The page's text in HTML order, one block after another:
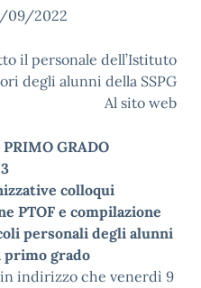
09/2022
il personale dell’Istituto
degli alunni della SSPG
Al sito web
GRADO
colloqui
PTOF e compilazione
personali degli alunni
primo grado
indirizzo che venerdì 9